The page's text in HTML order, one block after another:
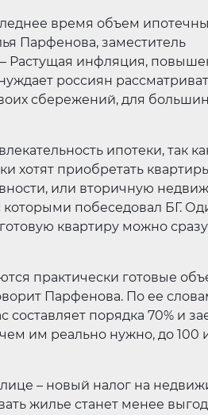
время объем
Парфенова, заместитель
– Растущая инфляция,
россиян
сбережений, для
ипотеки, так
хотят приобретать
или вторичную
побеседовал БГ.
квартиру можно сразу
практически готовые
Парфенова. По ее
составляет порядка 70% и
им реально нужно, до 100
– новый налог на
жилье станет менее